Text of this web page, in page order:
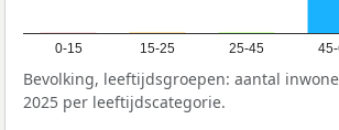
0-15 15-25 25-45
Bevolking, leeftijdsgroepen: aantal
2025 per leeftijdscategorie.